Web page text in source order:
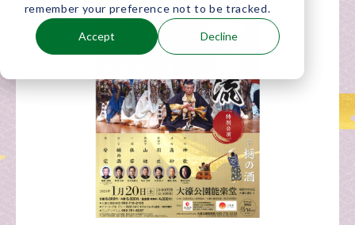
remember your preference not to be tracked.
Accept Decline